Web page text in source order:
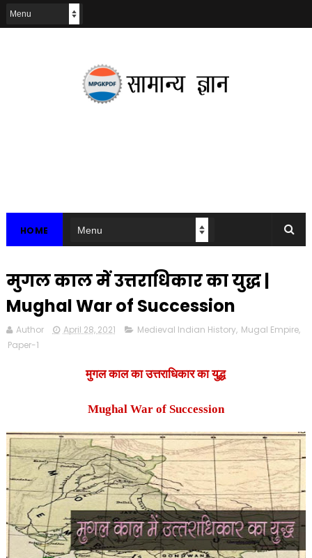
HOME
मुगल काल में उत्तराधिकार का युद्ध |
Mughal War of Succession
Author April 28, 2021 Medieval Indian History, Mugal Empire,
Paper-1
मुगल काल का उत्तराधिकार का युद्ध
Mughal War of Succession